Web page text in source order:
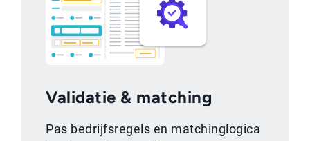
Validatie & matching
Pas bedrijfsregels en matchinglogica